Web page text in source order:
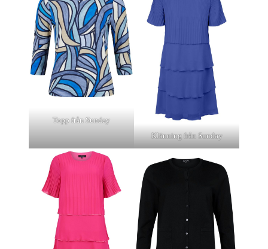
Topp från Sunday
Klänning från Sunday